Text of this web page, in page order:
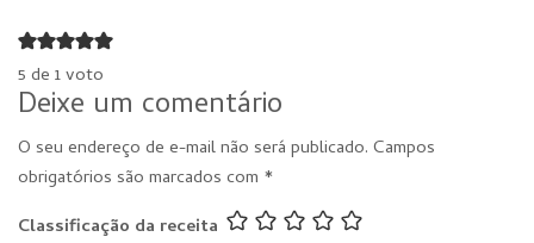
5 de 1 voto
Deixe um comentário
O seu endereço de e-mail não será publicado. Campos
obrigatórios são marcados com *
Classificação da receita